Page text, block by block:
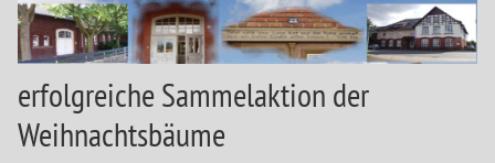
erfolgreiche Sammelaktion der
Weihnachtsbäume